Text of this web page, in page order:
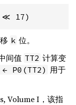
k 位。
间值 TT2 计算变
← P0(TT2) 用于
Volume I，该指